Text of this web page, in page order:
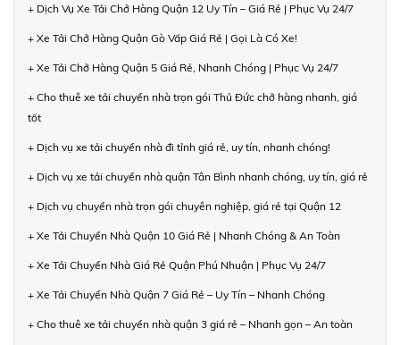
+ Dịch Vụ Xe Tải Chở Hàng Quận 12 Uy Tín – Giá Rẻ | Phục Vụ 24/7
+ Xe Tải Chở Hàng Quận Gò Vấp Giá Rẻ | Gọi Là Có Xe!
+ Xe Tải Chở Hàng Quận 5 Giá Rẻ, Nhanh Chóng | Phục Vụ 24/7
+ Cho thuê xe tải chuyển nhà trọn gói Thủ Đức chở hàng nhanh, giá
tốt
+ Dịch vụ xe tải chuyển nhà đi tỉnh giá rẻ, uy tín, nhanh chóng!
+ Dịch vụ xe tải chuyển nhà quận Tân Bình nhanh chóng, uy tín, giá rẻ
+ Dịch vụ chuyển nhà trọn gói chuyên nghiệp, giá rẻ tại Quận 12
+ Xe Tải Chuyển Nhà Quận 10 Giá Rẻ | Nhanh Chóng & An Toàn
+ Xe Tải Chuyển Nhà Giá Rẻ Quận Phú Nhuận | Phục Vụ 24/7
+ Xe Tải Chuyển Nhà Quận 7 Giá Rẻ – Uy Tín – Nhanh Chóng
+ Cho thuê xe tải chuyển nhà quận 3 giá rẻ – Nhanh gọn – An toàn